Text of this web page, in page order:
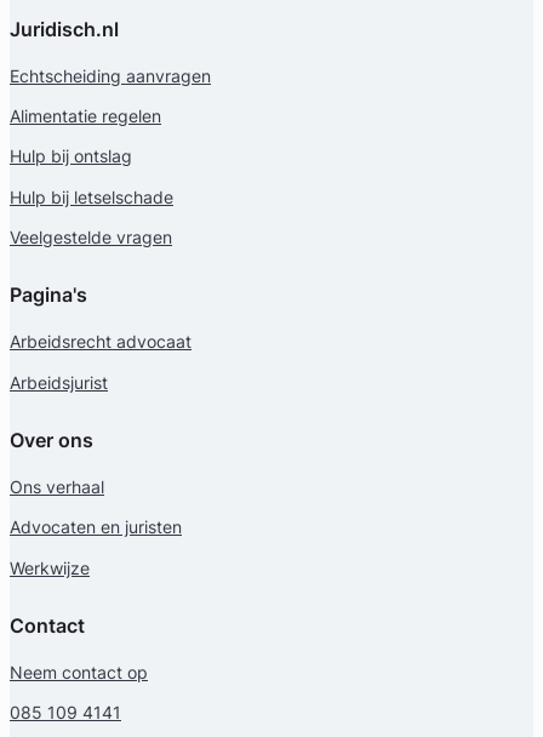
Juridisch.nl
Echtscheiding aanvragen
Alimentatie regelen
Hulp bij ontslag
Hulp bij letselschade
Veelgestelde vragen
Pagina's
Arbeidsrecht advocaat
Arbeidsjurist
Over ons
Ons verhaal
Advocaten en juristen
Werkwijze
Contact
Neem contact op
085 109 4141